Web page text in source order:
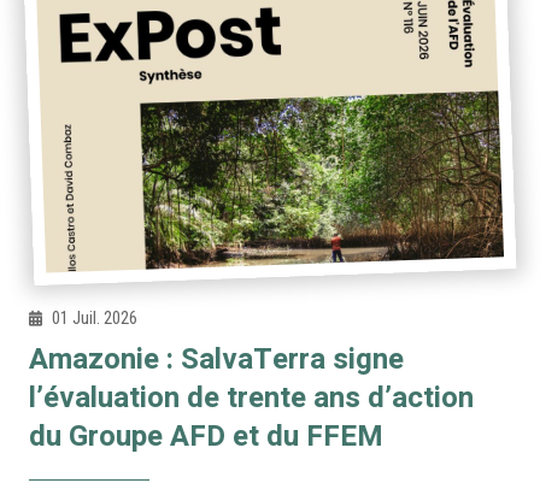
01 Juil. 2026
Amazonie : SalvaTerra signe
l’évaluation de trente ans d’action
du Groupe AFD et du FFEM